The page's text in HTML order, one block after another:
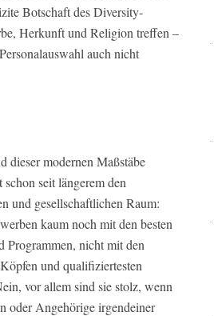
Botschaft des Diversity-
Herkunft und Religion treffen –
auch nicht
dieser modernen Maßstäbe
seit längerem den
und gesellschaftlichen Raum:
kaum noch mit den besten
Programmen, nicht mit den
und qualifiziertesten
vor allem sind sie stolz, wenn
oder Angehörige irgendeiner